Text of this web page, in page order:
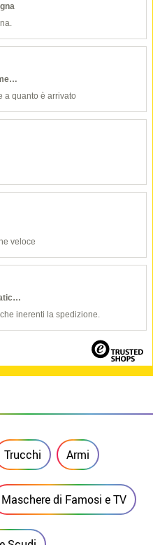
a quanto è arrivato
veloce
inerenti la spedizione.
Trucchi Armi
Maschere di Famosi e TV